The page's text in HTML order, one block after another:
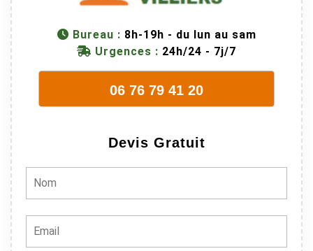
en plus ils
Bref, nous
Bureau : 8h-19h - du lun au sam
Urgences : 24h/24 - 7j/7
06 76 79 41 20
Devis Gratuit